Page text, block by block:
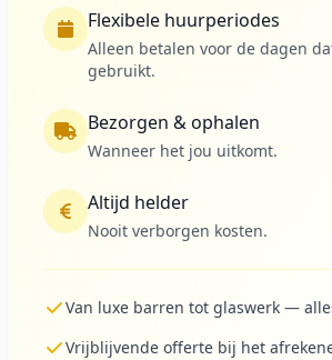
Flexibele huurperiodes
Alleen betalen voor de dagen
gebruikt.
Bezorgen & ophalen
Wanneer het jou uitkomt.
Altijd helder
Nooit verborgen kosten.
Van luxe barren tot glaswerk —
Vrijblijvende offerte bij het